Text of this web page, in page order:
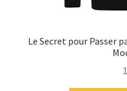
Le Secret pour Passer